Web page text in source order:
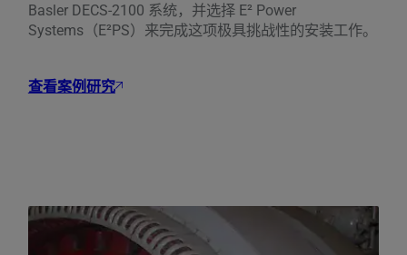
Basler DECS-2100 系统，并选择 E² Power
Systems（E²PS）来完成这项极具挑战性的安装工作。
查看案例研究